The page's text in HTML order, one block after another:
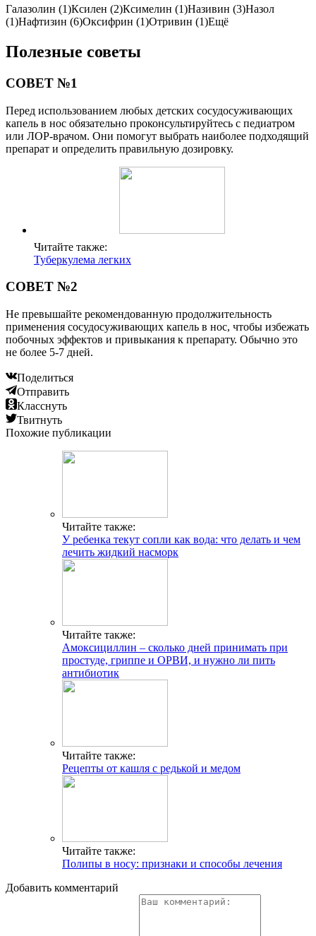
Галазолин (1)Ксилен (2)Ксимелин (1)Називин (3)Назол
(1)Нафтизин (6)Оксифрин (1)Отривин (1)Ещё
Полезные советы
СОВЕТ №1
Перед использованием любых детских сосудосуживающих
капель в нос обязательно проконсультируйтесь с педиатром
или ЛОР-врачом. Они помогут выбрать наиболее подходящий
препарат и определить правильную дозировку.
Читайте также:
Туберкулема легких
СОВЕТ №2
Не превышайте рекомендованную продолжительность
применения сосудосуживающих капель в нос, чтобы избежать
побочных эффектов и привыкания к препарату. Обычно это
не более 5-7 дней.
Поделиться
Отправить
Класснуть
Твитнуть
Похожие публикации
Читайте также:
У ребенка текут сопли как вода: что делать и чем
лечить жидкий насморк
Читайте также:
Амоксициллин – сколько дней принимать при
простуде, гриппе и ОРВИ, и нужно ли пить
антибиотик
Читайте также:
Рецепты от кашля с редькой и медом
Читайте также:
Полипы в носу: признаки и способы лечения
Добавить комментарий